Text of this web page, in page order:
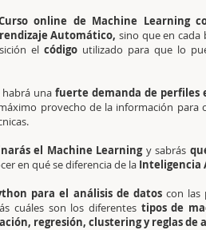
online de Machine Learning
Automático, sino que en cada
elcódigo utilizado para que lo
unafuerte demanda de perfiles
provecho de la información
el Machine Learningy sabrás
en qué se diferencia de la Inteligencia
para el análisis de datos con las
cuáles son los diferentestipos de
regresión, clustering y reglas de